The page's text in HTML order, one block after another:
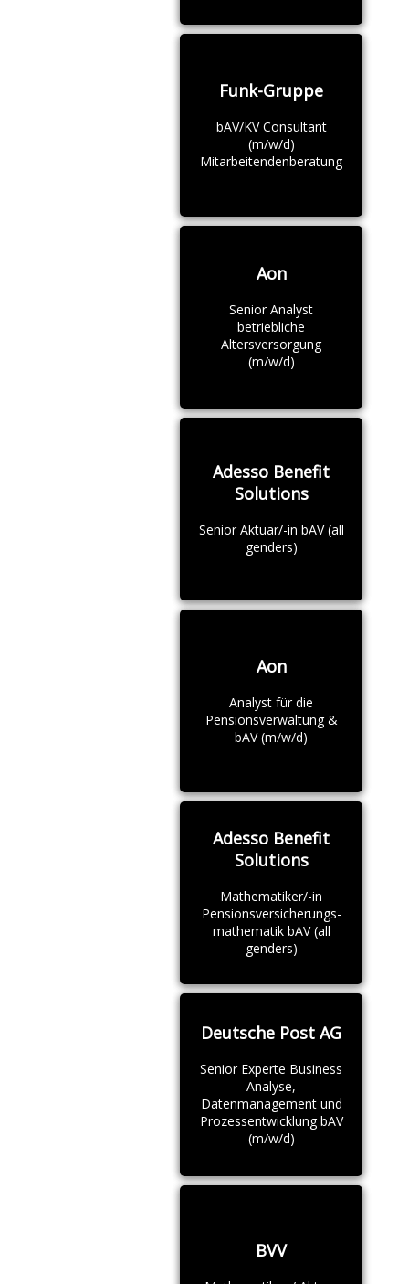
Funk-Gruppe
bAV/KV Consultant
(m/w/d)
Mitarbeitendenberatung
Aon
Senior Analyst
betriebliche
Altersversorgung
(m/w/d)
Adesso Benefit
Solutions
Senior Aktuar/-in bAV (all
genders)
Aon
Analyst für die
Pensionsverwaltung &
bAV (m/w/d)
Adesso Benefit
Solutions
Mathematiker/-in
Pensionsversicherungs-
mathematik bAV (all
genders)
Deutsche Post AG
Senior Experte Business
Analyse,
Datenmanagement und
Prozessentwicklung bAV
(m/w/d)
BVV